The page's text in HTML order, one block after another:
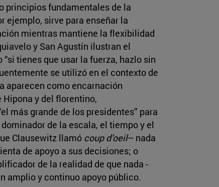
principios fundamentales de la
ejemplo, sirve para enseñar la
mientras mantiene la flexibilidad
y San Agustín ilustran el
tienes que usar la fuerza, hazlo sin
se utilizó en el contexto de
aparecen como encarnación
y del florentino,
más grande de los presidentes” para
de la escala, el tiempo y el
Clausewitz llamó coup d’oeil– nada
de apoyo a sus decisiones; o
de la realidad de que nada -
amplio y continuo apoyo público.